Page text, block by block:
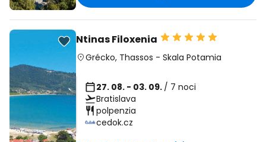
Ntinas Filoxenia
Grécko, Thassos - Skala Potamia
27. 08. - 03. 09. / 7 noci
Bratislava
polpenzia
cedok.cz